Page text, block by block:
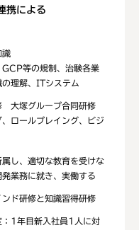
携による
識
GCP等の規制、治験各業
の理解、ITシステム
大塚グループ合同研修
、ロールプレイング、ビジ
属し、適切な教育を受けな
業務に就き、実働する
ンド研修と知識習得研修
：1年目新入社員1人に対